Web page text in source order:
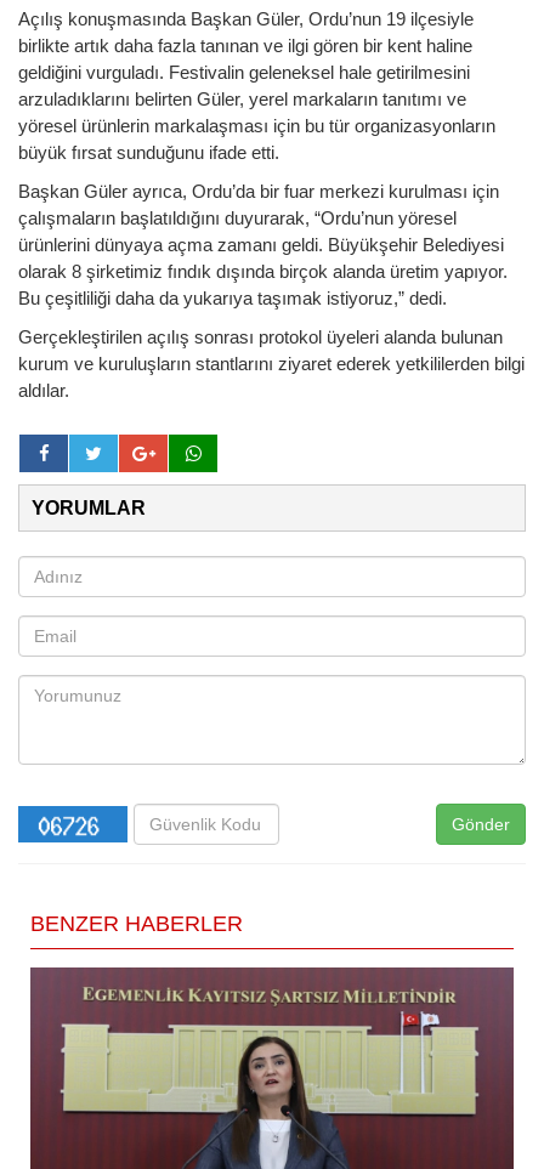
Açılış konuşmasında Başkan Güler, Ordu’nun 19 ilçesiyle
birlikte artık daha fazla tanınan ve ilgi gören bir kent haline
geldiğini vurguladı. Festivalin geleneksel hale getirilmesini
arzuladıklarını belirten Güler, yerel markaların tanıtımı ve
yöresel ürünlerin markalaşması için bu tür organizasyonların
büyük fırsat sunduğunu ifade etti.
Başkan Güler ayrıca, Ordu’da bir fuar merkezi kurulması için
çalışmaların başlatıldığını duyurarak, “Ordu’nun yöresel
ürünlerini dünyaya açma zamanı geldi. Büyükşehir Belediyesi
olarak 8 şirketimiz fındık dışında birçok alanda üretim yapıyor.
Bu çeşitliliği daha da yukarıya taşımak istiyoruz,” dedi.
Gerçekleştirilen açılış sonrası protokol üyeleri alanda bulunan
kurum ve kuruluşların stantlarını ziyaret ederek yetkililerden bilgi
aldılar.
YORUMLAR
Gönder
BENZER HABERLER